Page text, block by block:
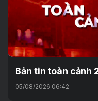
Bản tin toàn cảnh
05/08/2026 06:42